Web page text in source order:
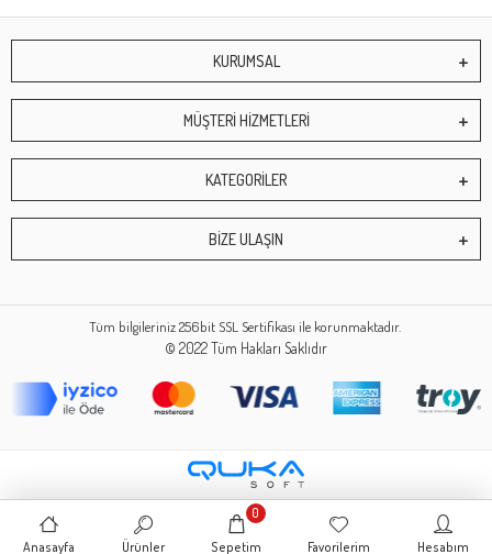
KURUMSAL
MÜŞTERİ HİZMETLERİ
KATEGORİLER
BİZE ULAŞIN
Tüm bilgileriniz 256bit SSL Sertifikası ile korunmaktadır.
© 2022Tüm Hakları Saklıdır
Anasayfa Ürünler Sepetim
0
Favorilerim Hesabım